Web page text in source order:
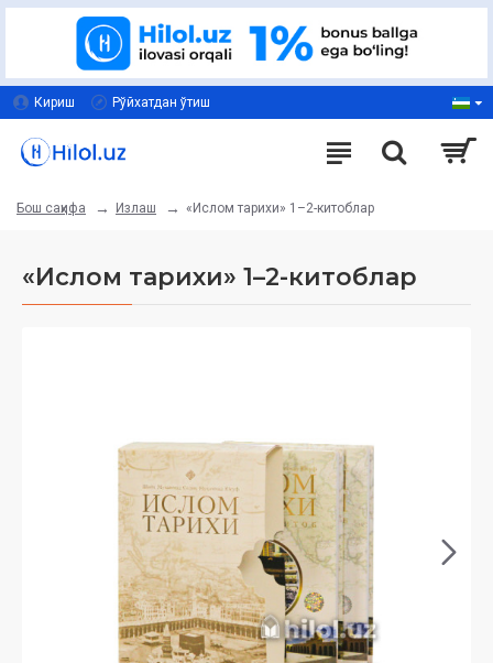
Кириш Рўйхатдан ўтиш
Бош саҳифа Излаш «Ислом тарихи» 1–2-китоблар
«Ислом тарихи» 1–2-китоблар